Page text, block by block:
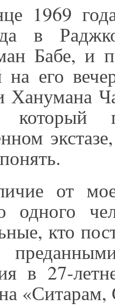
1969
в
Бабе, и
на его
Ханумана
который
от
одного
кто
в 27-